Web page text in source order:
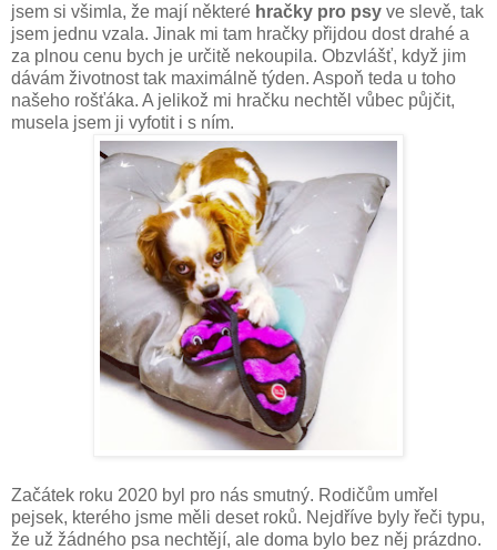
jsem si všimla, že mají některé hračky pro psy ve slevě, tak
jsem jednu vzala. Jinak mi tam hračky přijdou dost drahé a
za plnou cenu bych je určitě nekoupila. Obzvlášť, když jim
dávám životnost tak maximálně týden. Aspoň teda u toho
našeho rošťáka. A jelikož mi hračku nechtěl vůbec půjčit,
musela jsem ji vyfotit i s ním.
Začátek roku 2020 byl pro nás smutný. Rodičům umřel
pejsek, kterého jsme měli deset roků. Nejdříve byly řeči typu,
že už žádného psa nechtějí, ale doma bylo bez něj prázdno.